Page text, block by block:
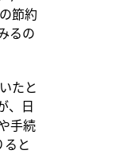
節約
るの
たと
、日
手続
と